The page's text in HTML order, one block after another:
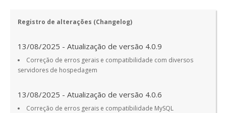
Registro de alterações (Changelog)
13/08/2025 - Atualização de versão 4.0.9
Correção de erros gerais e compatibilidade com diversos
servidores de hospedagem
13/08/2025 - Atualização de versão 4.0.6
Correção de erros gerais e compatibilidade MySQL